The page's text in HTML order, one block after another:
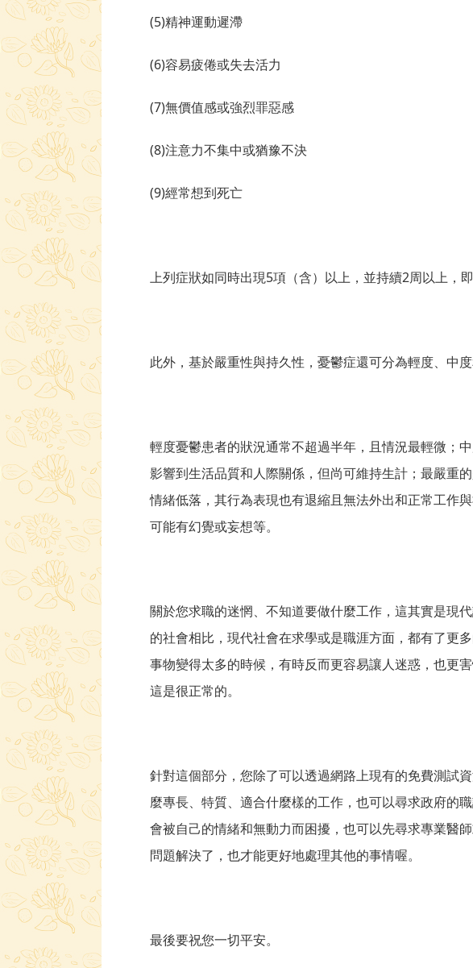
(5)精神運動遲滯
(6)容易疲倦或失去活力
(7)無價值感或強烈罪惡感
(8)注意力不集中或猶豫不決
(9)經常想到死亡
上列症狀如同時出現5項（含）以上，並持續2周以上，即
此外，基於嚴重性與持久性，憂鬱症還可分為輕度、中度
輕度憂鬱患者的狀況通常不超過半年，且情況最輕微；
影響到生活品質和人際關係，但尚可維持生計；最嚴重
情緒低落，其行為表現也有退縮且無法外出和正常工作
可能有幻覺或妄想等。
關於您求職的迷惘、不知道要做什麼工作，這其實是現
的社會相比，現代社會在求學或是職涯方面，都有了更
事物變得太多的時候，有時反而更容易讓人迷惑，也更害
這是很正常的。
針對這個部分，您除了可以透過網路上現有的免費測試
麼專長、特質、適合什麼樣的工作，也可以尋求政府的
會被自己的情緒和無動力而困擾，也可以先尋求專業醫
問題解決了，也才能更好地處理其他的事情喔。
最後要祝您一切平安。